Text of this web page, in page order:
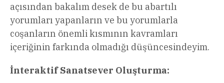
açısından bakalım desek de bu abartılı
yorumları yapanların ve bu yorumlarla
coşanların önemli kısmının kavramları
içeriğinin farkında olmadığı düşüncesindeyim.
İnteraktif Sanatsever Oluşturma: